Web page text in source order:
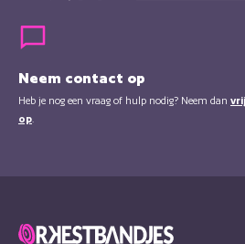
Neem contact op
Heb je nog een vraag of hulp nodig? Neem dan
op.